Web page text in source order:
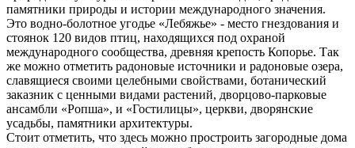
памятники природы и истории международного значения.
Это водно-болотное угодье «Лебяжье» - место гнездования и
стоянок 120 видов птиц, находящихся под охраной
международного сообщества, древняя крепость Копорье. Так
же можно отметить радоновые источники и радоновые озера,
славящиеся своими целебными свойствами, ботанический
заказник с ценными видами растений, дворцово-парковые
ансамбли «Ропша», и «Гостилицы», церкви, дворянские
усадьбы, памятники архитектуры.
Стоит отметить, что здесь можно простроить загородные дома